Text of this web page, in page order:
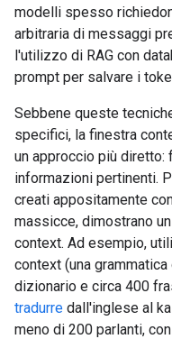
modelli spesso
arbitraria di messaggi
l'utilizzo di RAG con
prompt per salvare i
Sebbene queste
specifici, la finestra
un approccio più
informazioni pertinenti.
creati appositamente
massicce, dimostrano
context. Ad esempio,
context (una
dizionario e circa 400
tradurre dall'inglese al
meno di 200 parlanti,